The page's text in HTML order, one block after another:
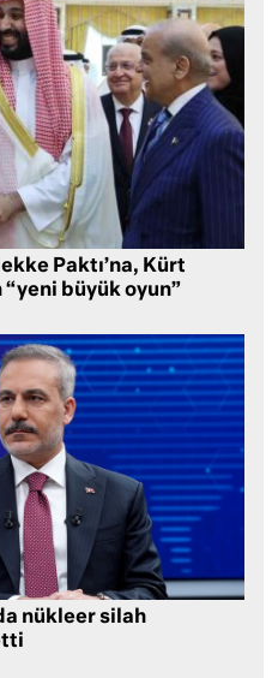
Paktı’na, Kürt
“yeni büyük oyun”
nükleer silah